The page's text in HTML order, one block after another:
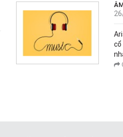
cổ